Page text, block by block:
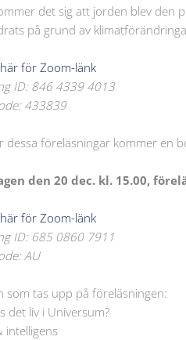
det sig att jorden blev den
på grund av
här för Zoom-länk
ID: 846 4339 4013
433839
dessa föreläsningar kommer en
den 20 dec. kl. 15.00,
här för Zoom-länk
ID: 685 0860 7911
AU
som tas upp på föreläsningen:
det liv i Universum?
intelligens